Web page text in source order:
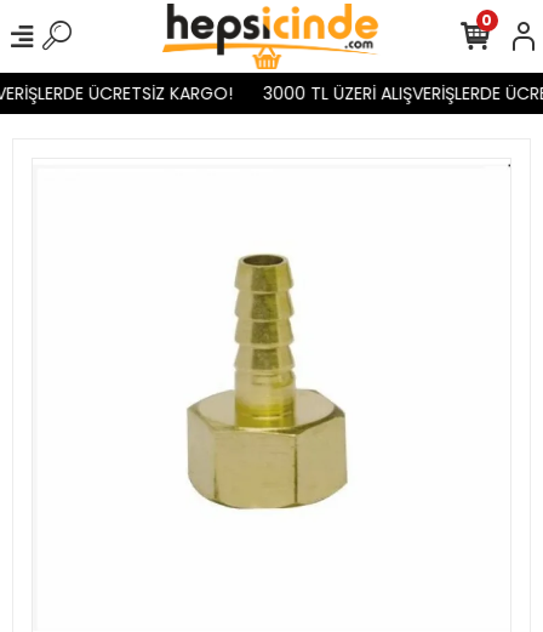
ÜCRETSİZ KARGO! 3000 TL ÜZERİ ALIŞVERİŞLERDE
0